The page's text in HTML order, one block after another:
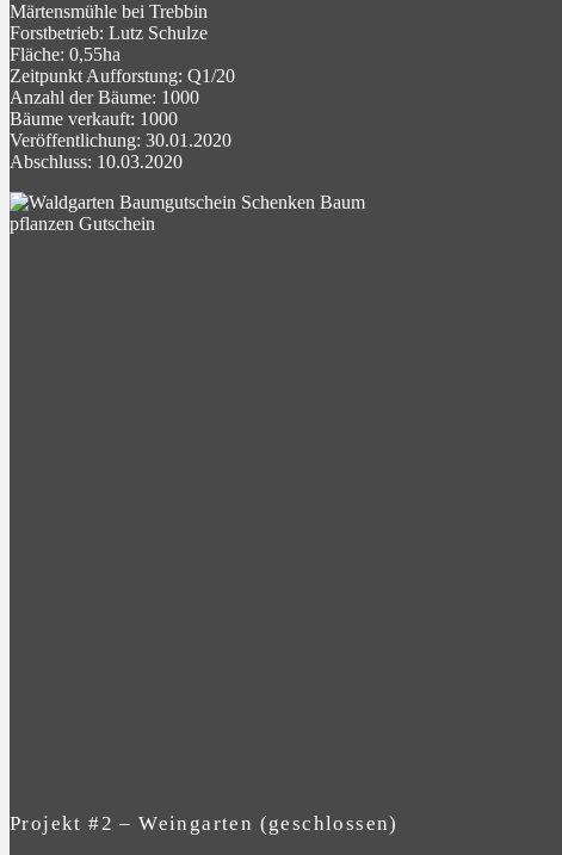
Märtensmühle bei Trebbin
Forstbetrieb: Lutz Schulze
Fläche: 0,55ha
Zeitpunkt Aufforstung: Q1/20
Anzahl der Bäume: 1000
Bäume verkauft: 1000
Veröffentlichung: 30.01.2020
Abschluss: 10.03.2020
Projekt #2 – Weingarten (geschlossen)